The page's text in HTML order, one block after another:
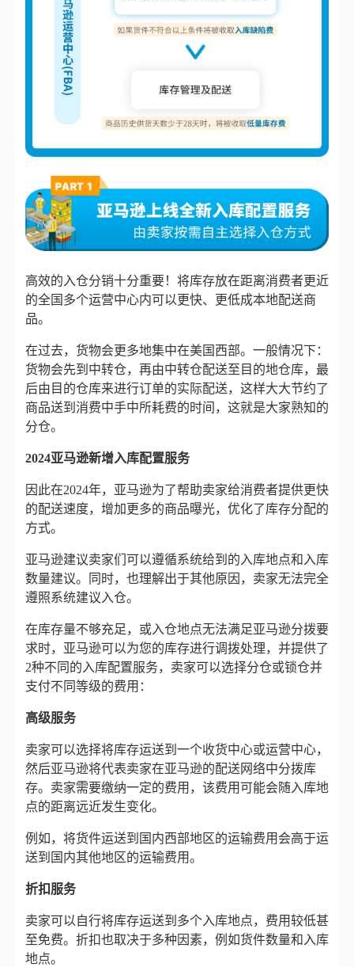
高效的入仓分销十分重要！将库存放在距离消费者更近
的全国多个运营中心内可以更快、更低成本地配送商
品。
在过去，货物会更多地集中在美国西部。一般情况下：
货物会先到中转仓，再由中转仓配送至目的地仓库，最
后由目的仓库来进行订单的实际配送，这样大大节约了
商品送到消费中手中所耗费的时间，这就是大家熟知的
分仓。
2024亚马逊新增入库配置服务
因此在2024年，亚马逊为了帮助卖家给消费者提供更快
的配送速度，增加更多的商品曝光，优化了库存分配的
方式。
亚马逊建议卖家们可以遵循系统给到的入库地点和入库
数量建议。同时，也理解出于其他原因，卖家无法完全
遵照系统建议入仓。
在库存量不够充足，或入仓地点无法满足亚马逊分拨要
求时， 亚马逊可以为您的库存进行调拨处理，并提供了
2种不同的入库配置服务， 卖家可以选择分仓或锁仓并
支付不同等级的费用：
高级服务
卖家可以选择将库存运送到一个收货中心或运营中心，
然后亚马逊将代表卖家在亚马逊的配送网络中分拨库
存。卖家需要缴纳一定的费用，该费用可能会随入库地
点的距离远近发生变化。
例如，将货件运送到国内西部地区的运输费用会高于运
送到国内其他地区的运输费用。
折扣服务
卖家可以 自行将库存运送到多个入库地点，费用较低甚
至免费。折扣也取决于多种因素，例如货件数量和入库
地点。